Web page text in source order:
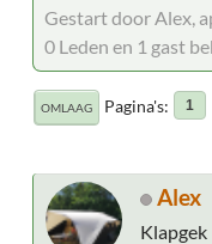
Gestart door Alex,
0 Leden en 1 gast
OMLAAG Pagina's 1
Alex
Klapgek